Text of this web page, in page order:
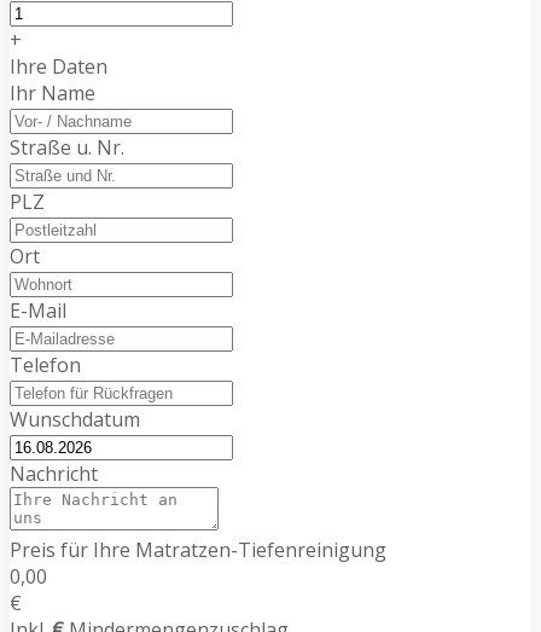
+
Ihre Daten
Ihr Name
Straße u. Nr.
PLZ
Ort
E-Mail
Telefon
Wunschdatum
Nachricht
Preis für Ihre Matratzen-Tiefenreinigung
0,00
€